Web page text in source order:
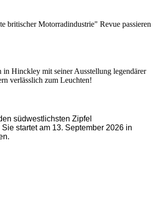
britischer Motorradindustrie" Revue passieren
Hinckley mit seiner Ausstellung legendärer
verlässlich zum Leuchten!
südwestlichsten Zipfel
Sie startet am 13. September 2026 in